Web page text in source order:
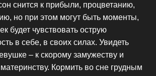
снится к прибыли, процветанию,
но при этом могут быть моменты,
будет чувствовать острую
в себе, в своих силах. Увидеть
– к скорому замужеству и
Кормить во сне грудным